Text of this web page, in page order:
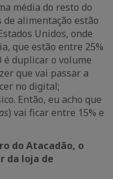
média do resto do
alimentação estão
Unidos, onde
que estão entre 25%
é duplicar o volume
que vai passar a
no digital;
Então, eu acho que
) vai ficar entre 15% e
do Atacadão, o
da loja de